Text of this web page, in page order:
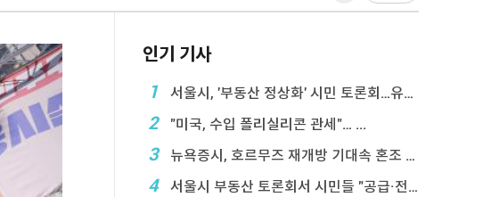
인기 기사
1
서울시, '부동산 정상화' 시민 토론회…유튜브 생중계
2 "미국, 수입 폴리실리콘 관세"… ...
3 뉴욕증시, 호르무즈 재개방 기대속 혼조 마감…나스닥 ...
4 서울시 부동산 토론회서 시민들 "공급·전월 ...